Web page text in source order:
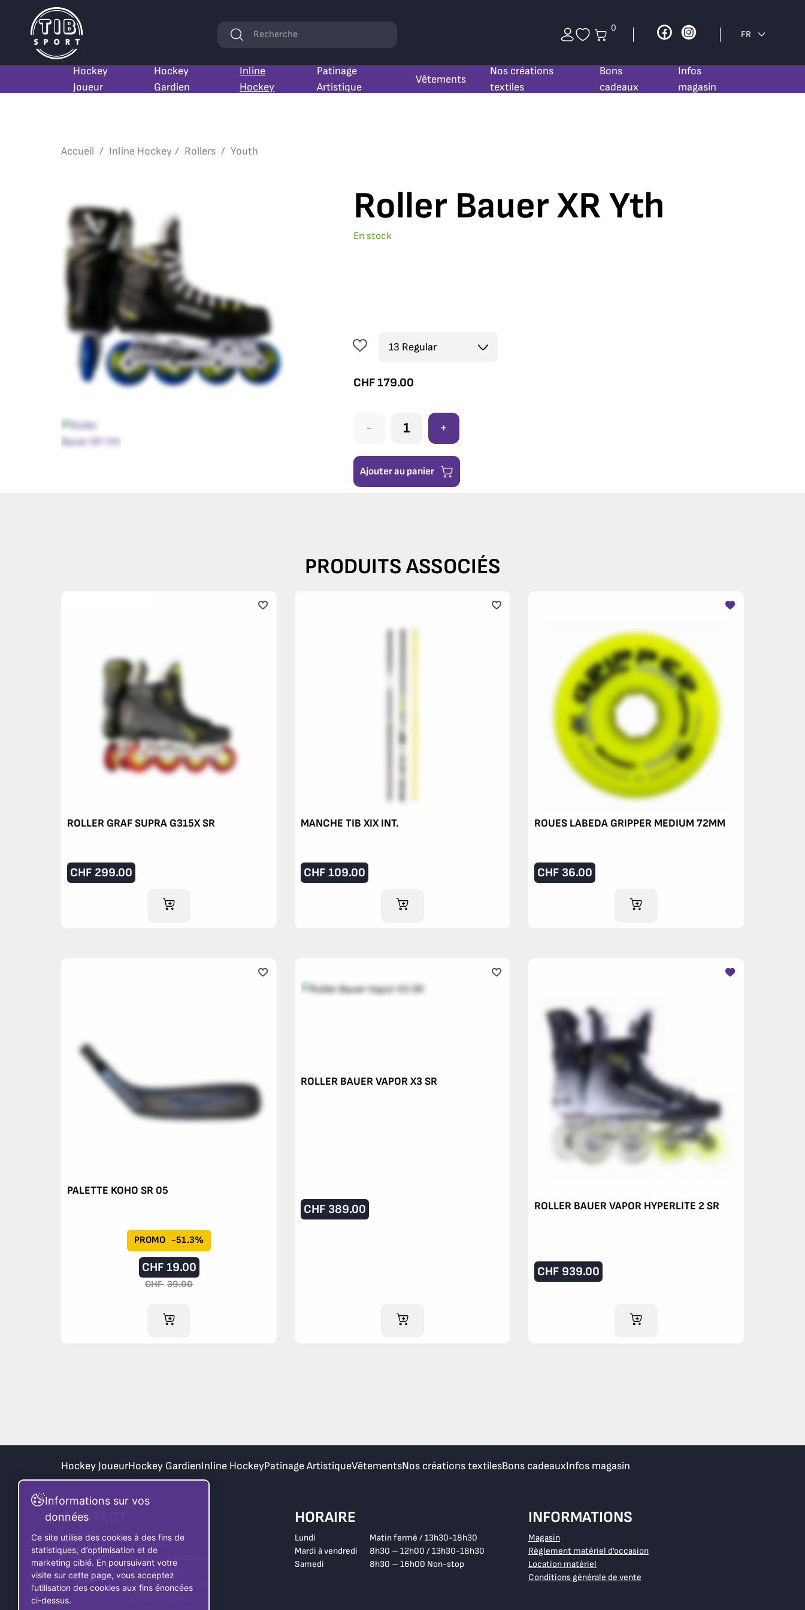
Hockey
Joueur
Hockey
Gardien
Inline
Hockey
Patinage
Artistique
Vêtements
Nos créations
textiles
Bons
cadeaux
Infos
magasin
0 Facebook
Instagram
FR
Mots
Rechercher
Accueil Inline Hockey Rollers Youth
Roller Bauer XR Yth
En stock
CHF179.00
- +
Ajouter au panier
PRODUITS ASSOCIÉS
ROLLER GRAF SUPRA G315X SR
CHF 299.00
AJOUTER AU PANIER
MANCHE TIB XIX INT.
CHF 109.00
AJOUTER AU PANIER
ROUES LABEDA GRIPPER MEDIUM 72MM
CHF 36.00
AJOUTER AU PANIER
PALETTE KOHO SR 05
PROMO -51.3%
CHF 19.00
CHF 39.00
AJOUTER AU PANIER
ROLLER BAUER VAPOR X3 SR
CHF 389.00
AJOUTER AU PANIER
ROLLER BAUER VAPOR HYPERLITE 2 SR
CHF 939.00
AJOUTER AU PANIER
Hockey JoueurHockey GardienInline HockeyPatinage ArtistiqueVêtementsNos créations textilesBons cadeauxInfos magasin
CONTACT
TIB Sport Sàrl
Rue des Fenaisons 1
2855 Glovelier
+41 (0)32 426 46 96
HORAIRE
Lundi
Matin fermé / 13h30-18h30
Mardi à vendredi
8h30 – 12h00 / 13h30-18h30
Samedi
8h30 – 16h00 Non-stop
INFORMATIONS
Magasin
Règlement matériel d’occasion
Location matériel
Conditions générale de vente
Informations sur vos
données
Ce site utilise des cookies à des fins de
statistiques, d’optimisation et de
marketing ciblé. En poursuivant votre
visite sur cette page, vous acceptez
l’utilisation des cookies aux fins énoncées
ci-dessus.